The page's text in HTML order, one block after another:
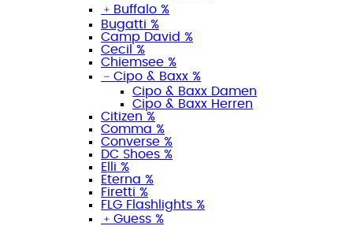
﹢ Buffalo %
Bugatti %
Camp David %
Cecil %
Chiemsee %
﹣ Cipo & Baxx %
Cipo & Baxx Damen
Cipo & Baxx Herren
Citizen %
Comma %
Converse %
DC Shoes %
Elli %
Eterna %
Firetti %
FLG Flashlights %
﹢ Guess %